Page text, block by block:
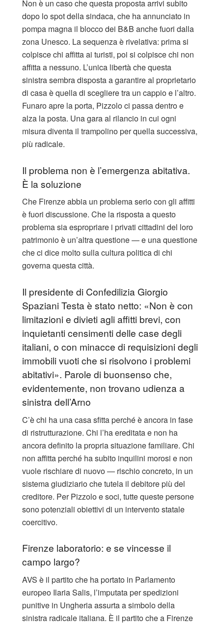
Non è un caso che questa proposta arrivi subito
dopo lo spot della sindaca, che ha annunciato in
pompa magna il blocco dei B&B anche fuori dalla
zona Unesco. La sequenza è rivelativa: prima si
colpisce chi affitta ai turisti, poi si colpisce chi non
affitta a nessuno. L’unica libertà che questa
sinistra sembra disposta a garantire al proprietario
di casa è quella di scegliere tra un cappio e l’altro.
Funaro apre la porta, Pizzolo ci passa dentro e
alza la posta. Una gara al rilancio in cui ogni
misura diventa il trampolino per quella successiva,
più radicale.
Il problema non è l’emergenza abitativa.
È la soluzione
Che Firenze abbia un problema serio con gli affitti
è fuori discussione. Che la risposta a questo
problema sia espropriare i privati cittadini del loro
patrimonio è un’altra questione — e una questione
che ci dice molto sulla cultura politica di chi
governa questa città.
Il presidente di Confedilizia Giorgio
Spaziani Testa è stato netto: «Non è con
limitazioni e divieti agli affitti brevi, con
inquietanti censimenti delle case degli
italiani, o con minacce di requisizioni degli
immobili vuoti che si risolvono i problemi
abitativi». Parole di buonsenso che,
evidentemente, non trovano udienza a
sinistra dell’Arno
C’è chi ha una casa sfitta perché è ancora in fase
di ristrutturazione. Chi l’ha ereditata e non ha
ancora definito la propria situazione familiare. Chi
non affitta perché ha subito inquilini morosi e non
vuole rischiare di nuovo — rischio concreto, in un
sistema giudiziario che tutela il debitore più del
creditore. Per Pizzolo e soci, tutte queste persone
sono potenziali obiettivi di un intervento statale
coercitivo.
Firenze laboratorio: e se vincesse il
campo largo?
AVS è il partito che ha portato in Parlamento
europeo Ilaria Salis, l’imputata per spedizioni
punitive in Ungheria assurta a simbolo della
sinistra radicale italiana. È il partito che a Firenze